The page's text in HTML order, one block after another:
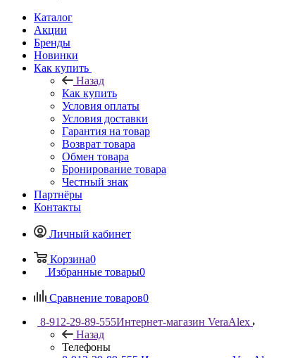
Каталог
Акции
Бренды
Новинки
Как купить
Назад
Как купить
Условия оплаты
Условия доставки
Гарантия на товар
Возврат товара
Обмен товара
Бронирование товара
Честный знак
Партнёры
Контакты
Личный кабинет
Корзина0
Избранные товары0
Сравнение товаров0
8-912-29-89-555Интернет-магазин VeraAlex
Назад
Телефоны